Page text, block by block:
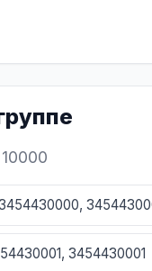
3454430001